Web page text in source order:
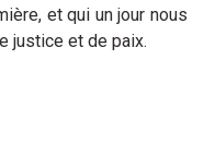
et qui un jour nous
justice et de paix.